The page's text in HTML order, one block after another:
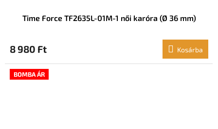
Time Force TF2635L-01M-1 női karóra (Ø 36 mm)
8 980 Ft Kosárba
BOMBA ÁR